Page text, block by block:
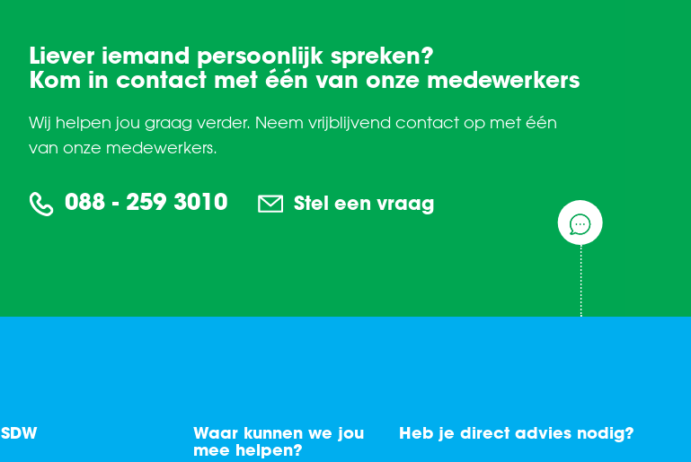
Liever iemand persoonlijk spreken?
Kom in contact met één van onze medewerkers
Wij helpen jou graag verder. Neem vrijblijvend contact op met één
van onze medewerkers.
088 - 259 3010 Stel een vraag
SDW Waar kunnen we jou
mee helpen?
Heb je direct advies nodig?